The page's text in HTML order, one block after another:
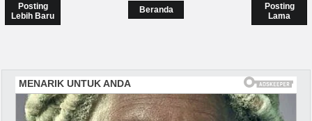
Posting
Lebih Baru
Posting
Lama
Beranda